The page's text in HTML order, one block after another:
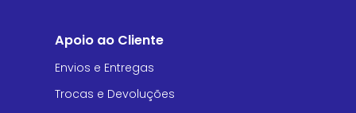
Apoio ao Cliente
Envios e Entregas
Trocas e Devoluções